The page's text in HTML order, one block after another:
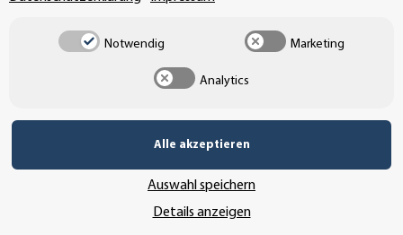
"Schuhabdruck"
Anti Rutsch
Fussabdrücke
Fussspuren
Notwendig Marketing
Analytics
Alle akzeptieren
Auswahl speichern
Details anzeigen